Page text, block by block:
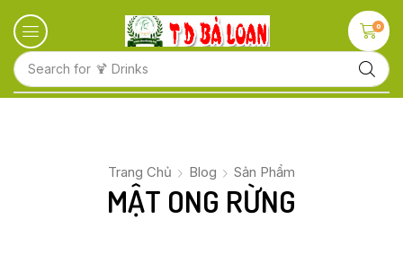
Search for 🍋 Fruits
0
Trang Chủ Blog Sản Phẩm
MẬT ONG RỪNG